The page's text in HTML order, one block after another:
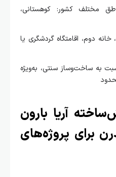
کشور: کوهستانی،
اقامتگاه گردشگری یا
سنتی، به‌ویژه
بارون
پروژه‌های